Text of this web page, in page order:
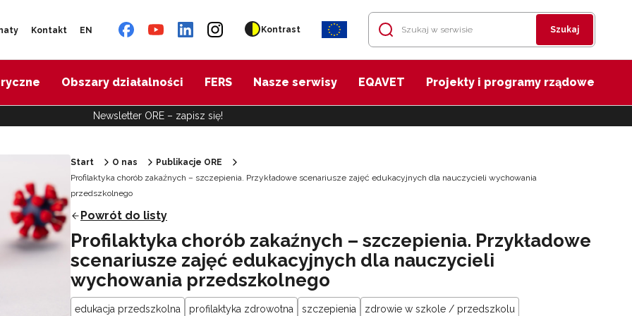
Kontakt EN Kontrast Szukaj
Obszary działalności FERS Nasze serwisy EQAVET Projekty i programy rządowe
Newsletter ORE – zapisz się!
Start O nas
Publikacje ORE
Profilaktyka chorób zakaźnych – szczepienia. Przykładowe scenariusze zajęć edukacyjnych dla nauczycieli wychowania
przedszkolnego
Powrót do listy
Profilaktyka chorób zakaźnych – szczepienia. Przykładowe
scenariusze zajęć edukacyjnych dla nauczycieli
wychowania przedszkolnego
edukacja przedszkolna profilaktyka zdrowotna szczepienia zdrowie w szkole / przedszkolu